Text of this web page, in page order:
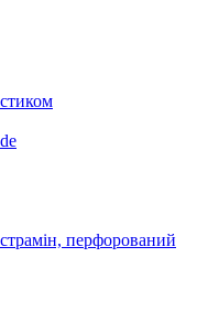
перфорований